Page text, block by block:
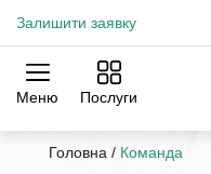
Залишити заявку
Меню Послуги
Практики
Головна / Команда